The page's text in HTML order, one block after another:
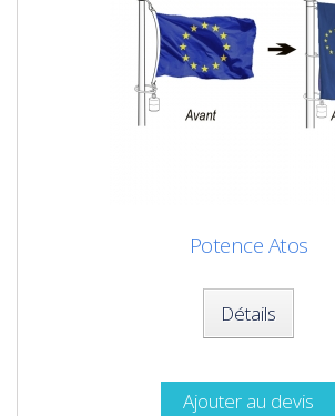
Potence Atos
Détails
Ajouter au devis